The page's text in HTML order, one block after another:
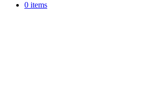
0 items